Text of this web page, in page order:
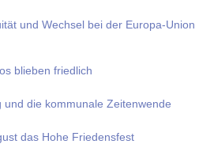
und Wechsel bei der Europa-Union
blieben friedlich
und die kommunale Zeitenwende
das Hohe Friedensfest